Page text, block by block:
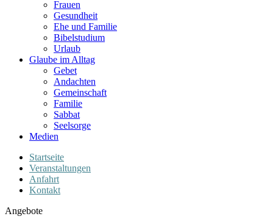
Frauen
Gesundheit
Ehe und Familie
Bibelstudium
Urlaub
Glaube im Alltag
Gebet
Andachten
Gemeinschaft
Familie
Sabbat
Seelsorge
Medien
Startseite
Veranstaltungen
Anfahrt
Kontakt
Angebote